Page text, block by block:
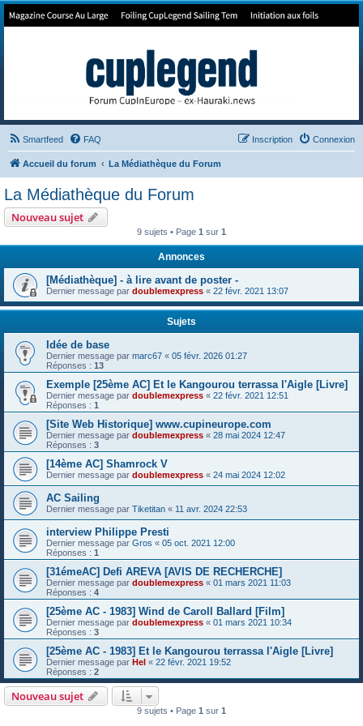
Forum de Cup In Europe
Smartfeed FAQ Connexion
Inscription
Accueil du forum La Médiathèque du Forum
La Médiathèque du Forum
Nouveau sujet
9 sujets • Page 1 sur 1
Annonces
[Médiathèque] - à lire avant de poster -
Dernier message par doublemexpress « 22 févr. 2021 13:07
Sujets
Idée de base
Dernier message par marc67 « 05 févr. 2026 01:27
Réponses : 13
Exemple [25ème AC] Et le Kangourou terrassa l'Aigle [Livre]
Dernier message par doublemexpress « 22 févr. 2021 12:51
Réponses : 1
[Site Web Historique] www.cupineurope.com
Dernier message par doublemexpress « 28 mai 2024 12:47
Réponses : 3
[14ème AC] Shamrock V
Dernier message par doublemexpress « 24 mai 2024 12:02
AC Sailing
Dernier message par Tiketitan « 11 avr. 2024 22:53
interview Philippe Presti
Dernier message par Gros « 05 oct. 2021 12:00
Réponses : 1
[31émeAC] Defi AREVA [AVIS DE RECHERCHE]
Dernier message par doublemexpress « 01 mars 2021 11:03
Réponses : 4
[25ème AC - 1983] Wind de Caroll Ballard [Film]
Dernier message par doublemexpress « 01 mars 2021 10:34
Réponses : 3
[25ème AC - 1983] Et le Kangourou terrassa l'Aigle [Livre]
Dernier message par Hel « 22 févr. 2021 19:52
Réponses : 2
Nouveau sujet
9 sujets • Page 1 sur 1